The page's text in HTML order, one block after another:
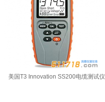
美国T3 Innovation SS200电缆测试仪